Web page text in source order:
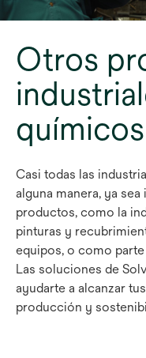
Otros
químicos
Casi todas las
alguna manera, ya
productos, como la
pinturas y
equipos, o como
Las soluciones de
ayudarte a alcanzar
producción y